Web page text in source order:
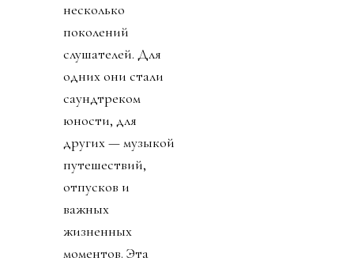
несколько
поколений
слушателей. Для
одних они стали
саундтреком
юности, для
других — музыкой
путешествий,
отпусков и
важных
жизненных
моментов. Эта